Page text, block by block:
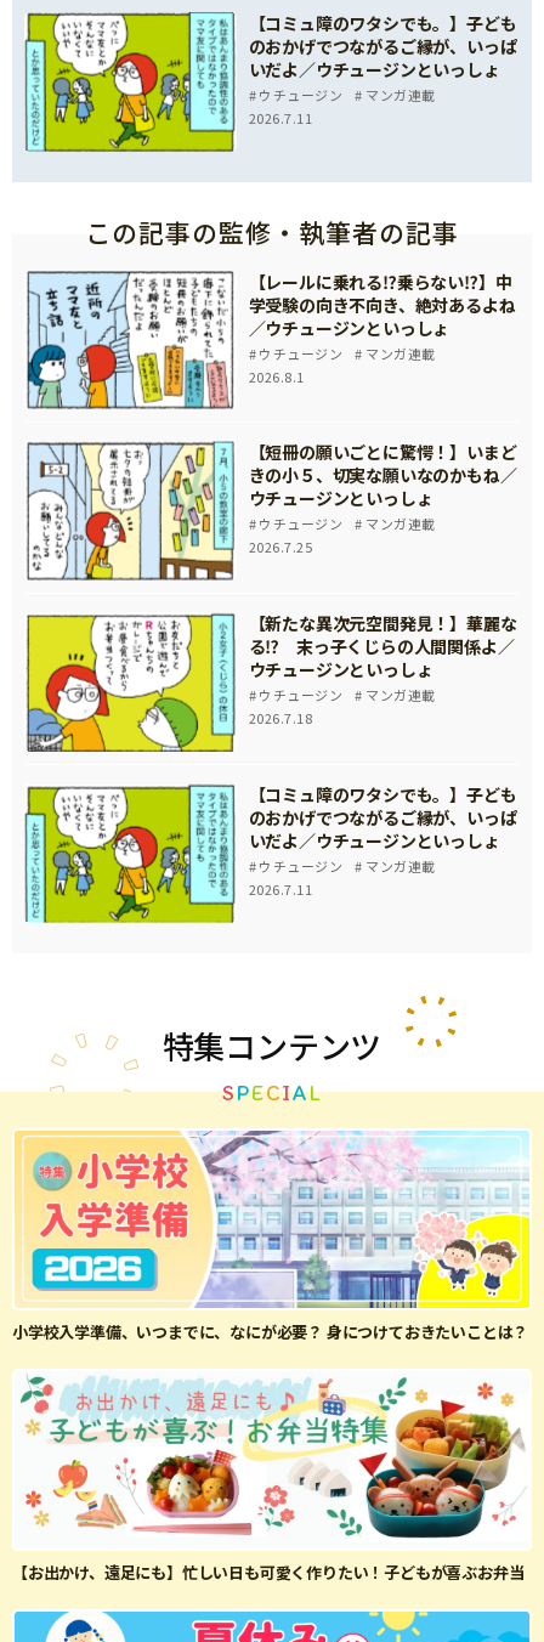
【コミュ障のワタシでも。】子ども
のおかげでつながるご縁が、いっぱ
いだよ／ウチュージンといっしょ
ウチュージン
マンガ連載
2026.7.11
この記事の監修・執筆者の記事
【レールに乗れる⁉乗らない⁉】中
学受験の向き不向き、絶対あるよね
／ウチュージンといっしょ
ウチュージン
マンガ連載
2026.8.1
【短冊の願いごとに驚愕！】いまど
きの小５、切実な願いなのかもね／
ウチュージンといっしょ
ウチュージン
マンガ連載
2026.7.25
【新たな異次元空間発見！】華麗な
る⁉ 末っ子くじらの人間関係よ／
ウチュージンといっしょ
ウチュージン
マンガ連載
2026.7.18
【コミュ障のワタシでも。】子ども
のおかげでつながるご縁が、いっぱ
いだよ／ウチュージンといっしょ
ウチュージン
マンガ連載
2026.7.11
特集コンテンツ
SPECIAL
小学校入学準備、いつまでに、なにが必要？ 身につけておきたいことは？
【お出かけ、遠足にも】忙しい日も可愛く作りたい！子どもが喜ぶお弁当